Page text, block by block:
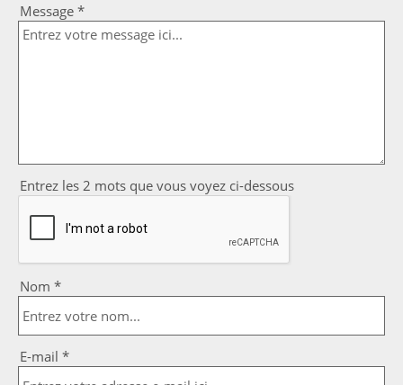
Message *
Entrez les 2 mots que vous voyez ci-dessous
Nom *
E-mail *